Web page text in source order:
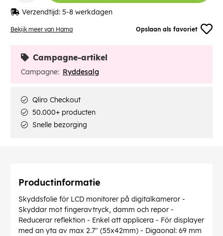
Bekijk meer van Hama Opslaan als favoriet
Verzendtijd: 5-8 werkdagen
Campagne-artikel
Campagne: Ryddesalg
Qliro Checkout
50.000+ producten
Snelle bezorging
Productinformatie
Skyddsfolie för LCD monitorer på digitalkameror -
Skyddar mot fingeravtryck, damm och repor -
Reducerar reflektion - Enkel att applicera - För displayer
med an yta av max 2.7" (55x42mm) - Digaonal: 69 mm